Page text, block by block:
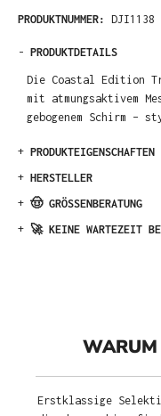
PRODUKTNUMMER: DJI1138
- PRODUKTDETAILS
Die Coastal Edition
mit atmungsaktivem
gebogenem Schirm –
+ PRODUKTEIGENSCHAFTEN
+ HERSTELLER
+ 🤠 GRÖSSENBERATUNG
+ 🚀 KEINE WARTEZEIT
WARUM
Erstklassige